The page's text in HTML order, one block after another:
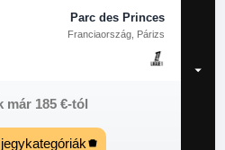
Parc des Princes
Franciaország, Párizs
már 185 €-tól